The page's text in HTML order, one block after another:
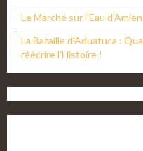
Le Marché sur l'Eau
La Bataille d'Aduatuca :
réécrire l'Histoire !